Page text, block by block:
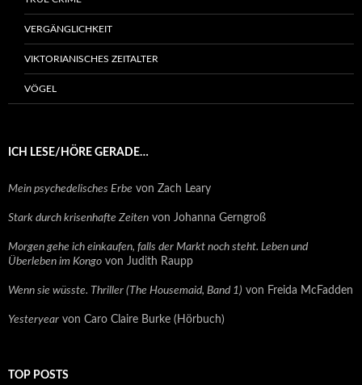
VERGÄNGLICHKEIT
VIKTORIANISCHES ZEITALTER
VÖGEL
ICH LESE/HÖRE GERADE…
Mein psychedelisches Erbe von Zach Leary
Stark durch krisenhafte Zeiten von Johanna Gerngroß
Morgen gehe ich einkaufen, falls der Markt noch steht. Leben und
Überleben im Kongo von Judith Raupp
Wenn sie wüsste. Thriller (The Housemaid, Band 1) von Freida McFadden
Yesteryear von Caro Claire Burke (Hörbuch)
TOP POSTS